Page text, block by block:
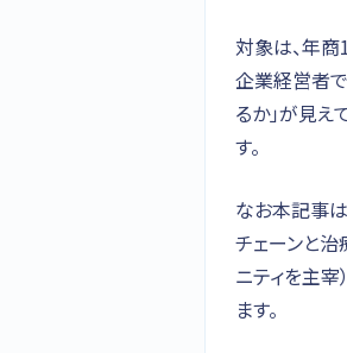
対象は、年
企業経営者
るか」が見
す。
なお本記事
チェーンと
ニティを主
ます。